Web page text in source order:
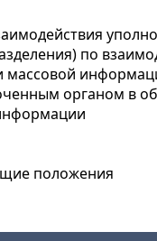
по
массовой
органом в
положения